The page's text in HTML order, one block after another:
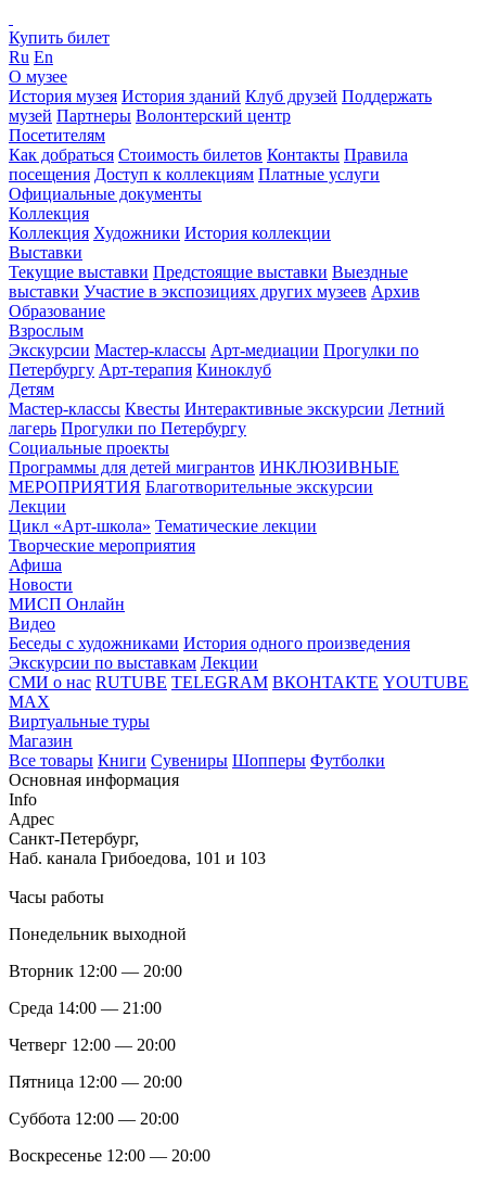
Купить билет
Ru En
О музее
История музея История зданий Клуб друзей Поддержать
музей Партнеры Волонтерский центр
Посетителям
Как добраться Стоимость билетов Контакты Правила
посещения Доступ к коллекциям Платные услуги
Официальные документы
Коллекция
Коллекция Художники История коллекции
Выставки
Текущие выставки Предстоящие выставки Выездные
выставки Участие в экспозициях других музеев Архив
Образование
Взрослым
Экскурсии Мастер-классы Арт-медиации Прогулки по
Петербургу Арт-терапия Киноклуб
Детям
Мастер-классы Квесты Интерактивные экскурсии Летний
лагерь Прогулки по Петербургу
Социальные проекты
Программы для детей мигрантов ИНКЛЮЗИВНЫЕ
МЕРОПРИЯТИЯ Благотворительные экскурсии
Лекции
Цикл «Арт-школа» Тематические лекции
Творческие мероприятия
Афиша
Новости
МИСП Онлайн
Видео
Беседы с художниками История одного произведения
Экскурсии по выставкам Лекции
СМИ о нас RUTUBE TELEGRAM ВКОНТАКТЕ YOUTUBE
MAX
Виртуальные туры
Магазин
Все товары Книги Сувениры Шопперы Футболки
Основная информация
Info
Адрес
Санкт-Петербург,
Наб. канала Грибоедова, 101 и 103
Часы работы
Понедельник выходной
Вторник 12:00 — 20:00
Среда 14:00 — 21:00
Четверг 12:00 — 20:00
Пятница 12:00 — 20:00
Суббота 12:00 — 20:00
Воскресенье 12:00 — 20:00